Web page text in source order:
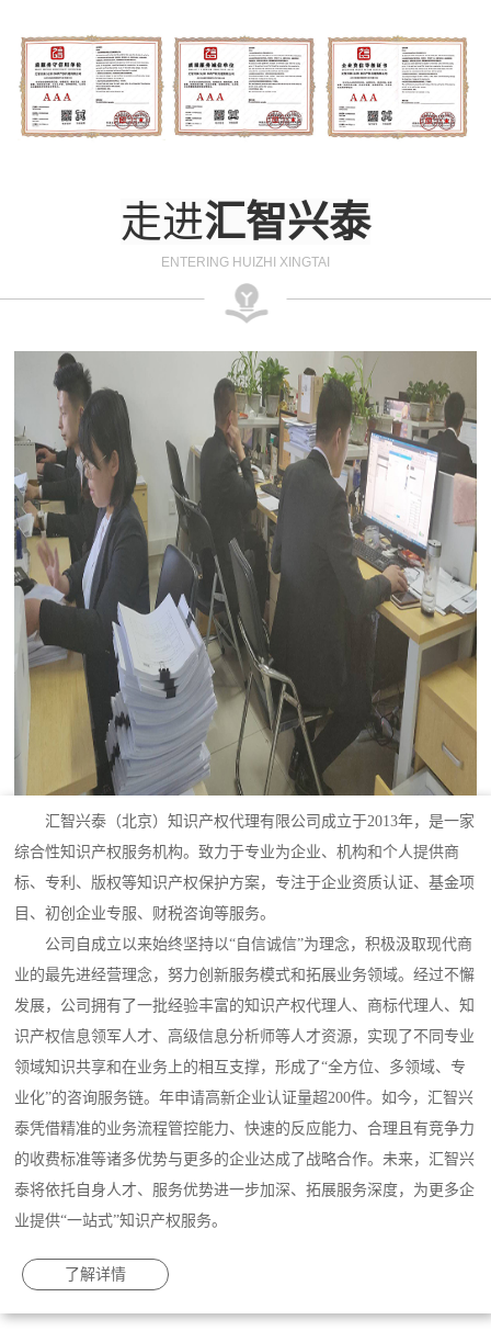
走进汇智兴泰
ENTERING HUIZHI XINGTAI
汇智兴泰（北京）知识产权代理有限公司成立于2013年，是一家
综合性知识产权服务机构。致力于专业为企业、机构和个人提供商
标、专利、版权等知识产权保护方案，专注于企业资质认证、基金项
目、初创企业专服、财税咨询等服务。
公司自成立以来始终坚持以“自信诚信”为理念，积极汲取现代商
业的最先进经营理念，努力创新服务模式和拓展业务领域。经过不懈
发展，公司拥有了一批经验丰富的知识产权代理人、商标代理人、知
识产权信息领军人才、高级信息分析师等人才资源，实现了不同专业
领域知识共享和在业务上的相互支撑，形成了“全方位、多领域、专
业化”的咨询服务链。年申请高新企业认证量超200件。如今，汇智兴
泰凭借精准的业务流程管控能力、快速的反应能力、合理且有竞争力
的收费标准等诸多优势与更多的企业达成了战略合作。未来，汇智兴
泰将依托自身人才、服务优势进一步加深、拓展服务深度，为更多企
业提供“一站式”知识产权服务。
了解详情